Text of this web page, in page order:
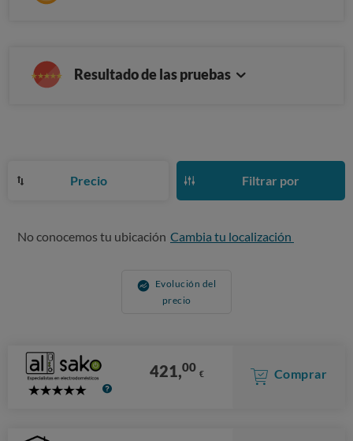
Resultado de las pruebas
Precio Filtrar por
No conocemos tu ubicación Cambia tu localización
Evolución del
precio
5
421,00 € Comprar